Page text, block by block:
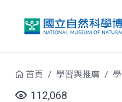
首頁 學習與推廣
112,068